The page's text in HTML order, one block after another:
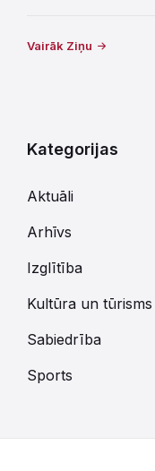
Vairāk Ziņu
Kategorijas
Aktuāli
Arhīvs
Izglītība
Kultūra un tūrisms
Sabiedrība
Sports